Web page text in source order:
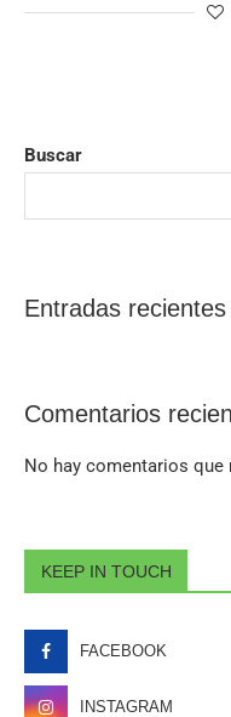
Buscar
Entradas recientes
Comentarios
No hay comentarios que
KEEP IN TOUCH
FACEBOOK
INSTAGRAM